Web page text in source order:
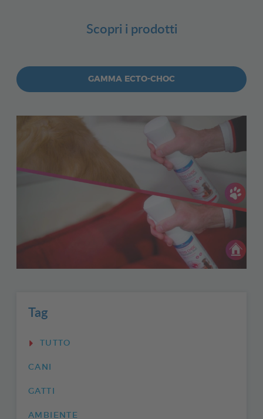
Scopri i prodotti
GAMMA ECTO-CHOC
Tag
TUTTO
CANI
GATTI
AMBIENTE